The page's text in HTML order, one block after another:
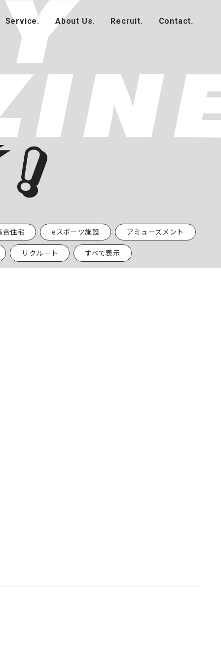
合住宅 eスポーツ施設 アミューズメント
リクルート すべて表示